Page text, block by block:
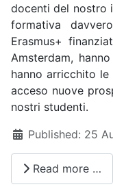
docenti del nostro
formativa
Erasmus+
Amsterdam,
hanno arricchito
acceso nuove
nostri studenti.
DetailsPublished: 25
Read more …